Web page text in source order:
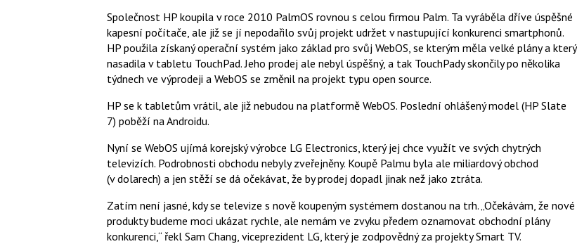
d
í
l
e
í
l
j
t
F
d
í
j
Společnost HP koupila v roce 2010 PalmOS rovnou s celou firmou Palm. Ta vyráběla dříve úspěšné
kapesní počítače, ale již se jí nepodařilo svůj projekt udržet v nastupující konkurenci smartphonů.
HP použila získaný operační systém jako základ pro svůj WebOS, se kterým měla velké plány a který
nasadila v tabletu TouchPad. Jeho prodej ale nebyl úspěšný, a tak TouchPady skončily po několika
týdnech ve výprodeji a WebOS se změnil na projekt typu open source.
HP se k tabletům vrátil, ale již nebudou na platformě WebOS. Poslední ohlášený model (HP Slate
7) poběží na Androidu.
Nyní se WebOS ujímá korejský výrobce LG Electronics, který jej chce využít ve svých chytrých
televizích. Podrobnosti obchodu nebyly zveřejněny. Koupě Palmu byla ale miliardový obchod
(v dolarech) a jen stěží se dá očekávat, že by prodej dopadl jinak než jako ztráta.
Zatím není jasné, kdy se televize s nově koupeným systémem dostanou na trh. „Očekávám, že nové
produkty budeme moci ukázat rychle, ale nemám ve zvyku předem oznamovat obchodní plány
konkurenci,“ řekl Sam Chang, viceprezident LG, který je zodpovědný za projekty Smart TV.